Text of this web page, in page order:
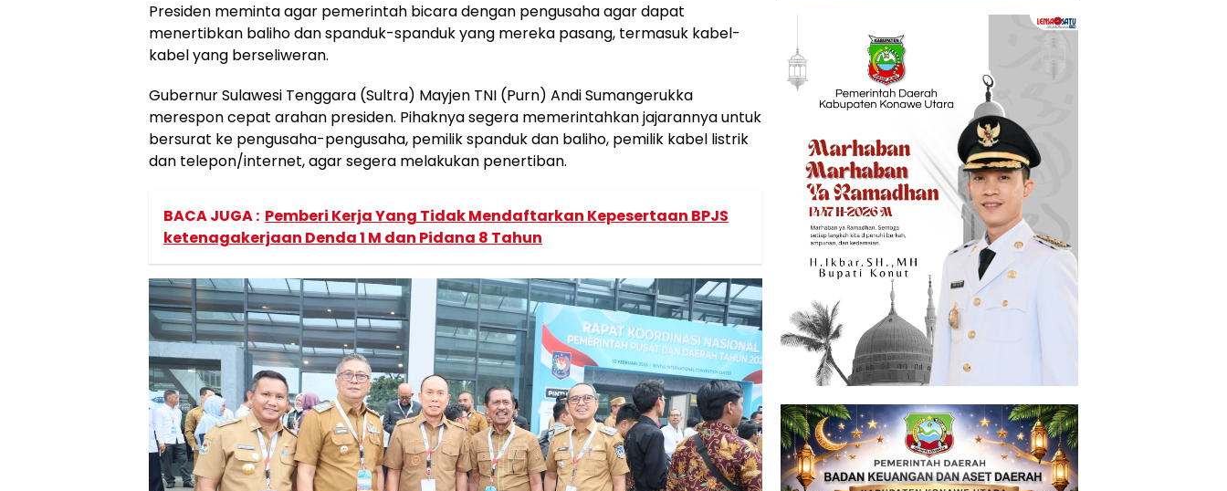
Presiden meminta agar pemerintah bicara dengan pengusaha agar dapat
menertibkan baliho dan spanduk-spanduk yang mereka pasang, termasuk kabel-
kabel yang berseliweran.
Gubernur Sulawesi Tenggara (Sultra) Mayjen TNI (Purn) Andi Sumangerukka
merespon cepat arahan presiden. Pihaknya segera memerintahkan jajarannya untuk
bersurat ke pengusaha-pengusaha, pemilik spanduk dan baliho, pemilik kabel listrik
dan telepon/internet, agar segera melakukan penertiban.
BACA JUGA : Pemberi Kerja Yang Tidak Mendaftarkan Kepesertaan BPJS
ketenagakerjaan Denda 1 M dan Pidana 8 Tahun